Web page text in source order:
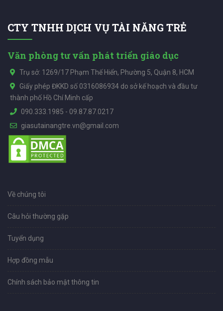
CTY TNHH DỊCH VỤ TÀI NĂNG TRẺ
Văn phòng tư vấn phát triển giáo dục
Trụ sở: 1269/17 Phạm Thế Hiển, Phường 5, Quận 8, HCM
Giấy phép ĐKKD số 0316086934 do sở kế hoạch và đầu tư
thành phố Hồ Chí Minh cấp
090.333.1985 - 09.87.87.0217
giasutainangtre.vn@gmail.com
Về chúng tôi
Câu hỏi thường gặp
Tuyển dụng
Hợp đồng mẫu
Chính sách bảo mật thông tin